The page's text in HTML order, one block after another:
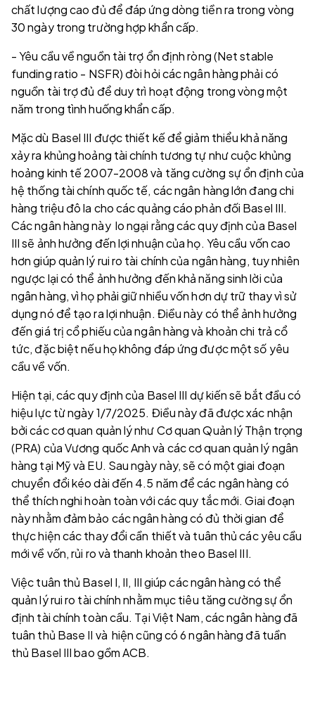
chất lượng cao đủ để đáp ứng dòng tiền ra trong vòng
30 ngày trong trường hợp khẩn cấp.
- Yêu cầu về nguồn tài trợ ổn định ròng (Net stable
funding ratio - NSFR) đòi hỏi các ngân hàng phải có
nguồn tài trợ đủ để duy trì hoạt động trong vòng một
năm trong tình huống khẩn cấp​.
Mặc dù Basel III được thiết kế để giảm thiểu khả năng
xảy ra khủng hoảng tài chính tương tự như cuộc khủng
hoảng kinh tế 2007-2008 và tăng cường sự ổn định của
hệ thống tài chính quốc tế, các ngân hàng lớn đang chi
hàng triệu đô la cho các quảng cáo phản đối Basel III.
Các ngân hàng này lo ngại rằng các quy định của Basel
III sẽ ảnh hưởng đến lợi nhuận của họ. Yêu cầu vốn cao
hơn giúp quản lý rui ro tài chính của ngân hàng, tuy nhiên
ngược lại có thể ảnh hưởng đến khả năng sinh lời của
ngân hàng, vì họ phải giữ nhiều vốn hơn dự trữ thay vì sử
dụng nó để tạo ra lợi nhuận. Điều này có thể ảnh hưởng
đến giá trị cổ phiếu của ngân hàng và khoản chi trả cổ
tức, đặc biệt nếu họ không đáp ứng được một số yêu
cầu về vốn.
Hiện tại, các quy định của Basel III dự kiến sẽ bắt đầu có
hiệu lực từ ngày 1/7/2025. Điều này đã được xác nhận
bởi các cơ quan quản lý như Cơ quan Quản lý Thận trọng
(PRA) của Vương quốc Anh và các cơ quan quản lý ngân
hàng tại Mỹ và EU. Sau ngày này, sẽ có một giai đoạn
chuyển đổi kéo dài đến 4.5 năm để các ngân hàng có
thể thích nghi hoàn toàn với các quy tắc mới. Giai đoạn
này nhằm đảm bảo các ngân hàng có đủ thời gian để
thực hiện các thay đổi cần thiết và tuân thủ các yêu cầu
mới về vốn, rủi ro và thanh khoản theo Basel III.
Việc tuân thủ Basel I, II, III giúp các ngân hàng có thể
quản lý rui ro tài chính nhằm mục tiêu tăng cường sự ổn
định tài chính toàn cầu. Tại Việt Nam, các ngân hàng đã
tuân thủ Base II và hiện cũng có 6 ngân hàng đã tuần
thủ Basel III bao gồm ACB.